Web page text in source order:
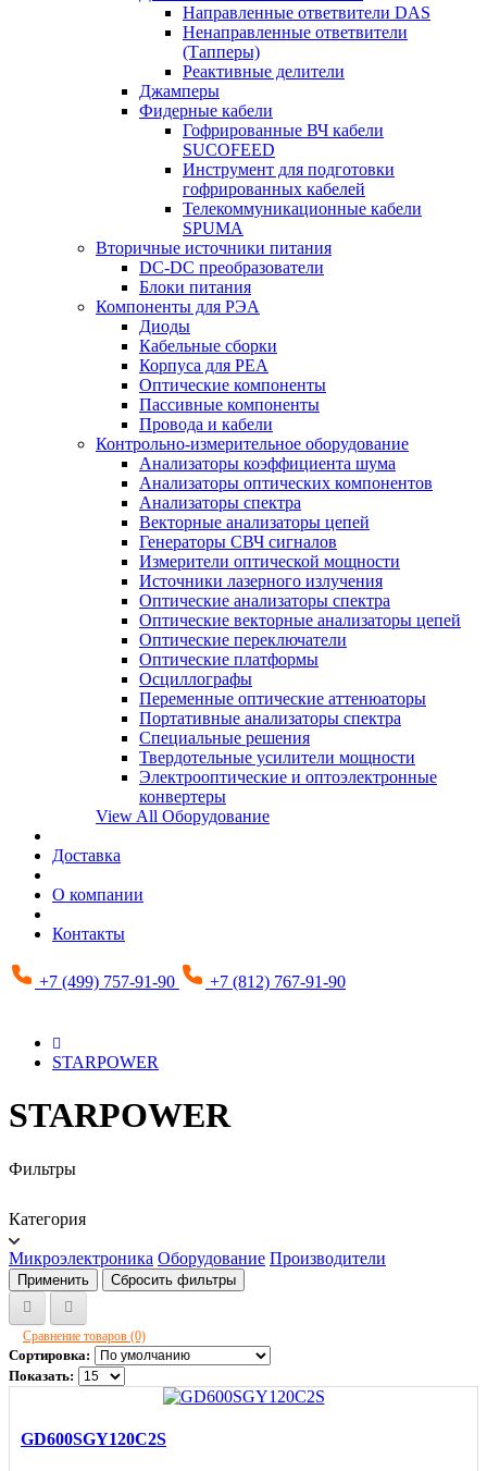
Направленные ответвители DAS
Ненаправленные ответвители
(Тапперы)
Реактивные делители
Джамперы
Фидерные кабели
Гофрированные ВЧ кабели
SUCOFEED
Инструмент для подготовки
гофрированных кабелей
Телекоммуникационные кабели
SPUMA
Вторичные источники питания
DC-DC преобразователи
Блоки питания
Компоненты для РЭА
Диоды
Кабельные сборки
Корпуса для РЕА
Оптические компоненты
Пассивные компоненты
Провода и кабели
Контрольно-измерительное оборудование
Анализаторы коэффициента шума
Анализаторы оптических компонентов
Анализаторы спектра
Векторные анализаторы цепей
Генераторы СВЧ сигналов
Измерители оптической мощности
Источники лазерного излучения
Оптические анализаторы спектра
Оптические векторные анализаторы цепей
Оптические переключатели
Оптические платформы
Осциллографы
Переменные оптические аттенюаторы
Портативные анализаторы спектра
Специальные решения
Твердотельные усилители мощности
Электрооптические и оптоэлектронные
конвертеры
View All Оборудование
Доставка
О компании
Контакты
+7 (499) 757-91-90 +7 (812) 767-91-90
STARPOWER
STARPOWER
Фильтры
Категория
Микроэлектроника Оборудование Производители
Применить Сбросить фильтры
Сравнение товаров (0)
Сортировка:
Показать:
GD600SGY120C2S